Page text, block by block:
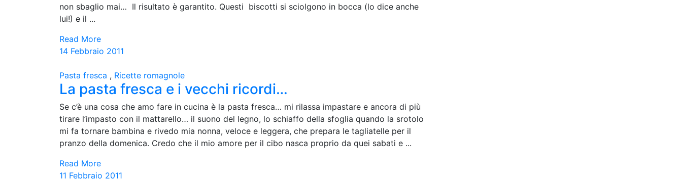
non sbaglio mai… Il risultato è garantito. Questi biscotti si sciolgono in bocca (lo dice anche
lui!) e il ...
Read More
14 Febbraio 2011
Pasta fresca , Ricette romagnole
La pasta fresca e i vecchi ricordi…
Se c’è una cosa che amo fare in cucina è la pasta fresca… mi rilassa impastare e ancora di più
tirare l’impasto con il mattarello… il suono del legno, lo schiaffo della sfoglia quando la srotolo
mi fa tornare bambina e rivedo mia nonna, veloce e leggera, che prepara le tagliatelle per il
pranzo della domenica. Credo che il mio amore per il cibo nasca proprio da quei sabati e ...
Read More
11 Febbraio 2011